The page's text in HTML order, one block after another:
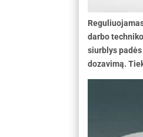
darbo
siurblys
dozavimą.